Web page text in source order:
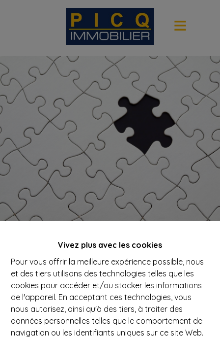
Vivez plus avec les cookies
Pour vous offrir la meilleure expérience possible, nous
et des tiers utilisons des technologies telles que les
cookies pour accéder et/ou stocker les informations
de l'appareil. En acceptant ces technologies, vous
nous autorisez, ainsi qu'à des tiers, à traiter des
données personnelles telles que le comportement de
navigation ou les identifiants uniques sur ce site Web.
Oups, cette page n'existe
plus
À Vendre À Louer